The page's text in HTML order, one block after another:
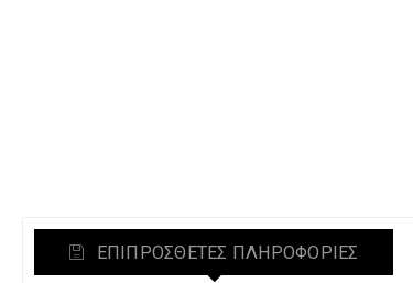
ΕΠΙΠΡΌΣΘΕΤΕΣ ΠΛΗΡΟΦΟΡΊΕΣ